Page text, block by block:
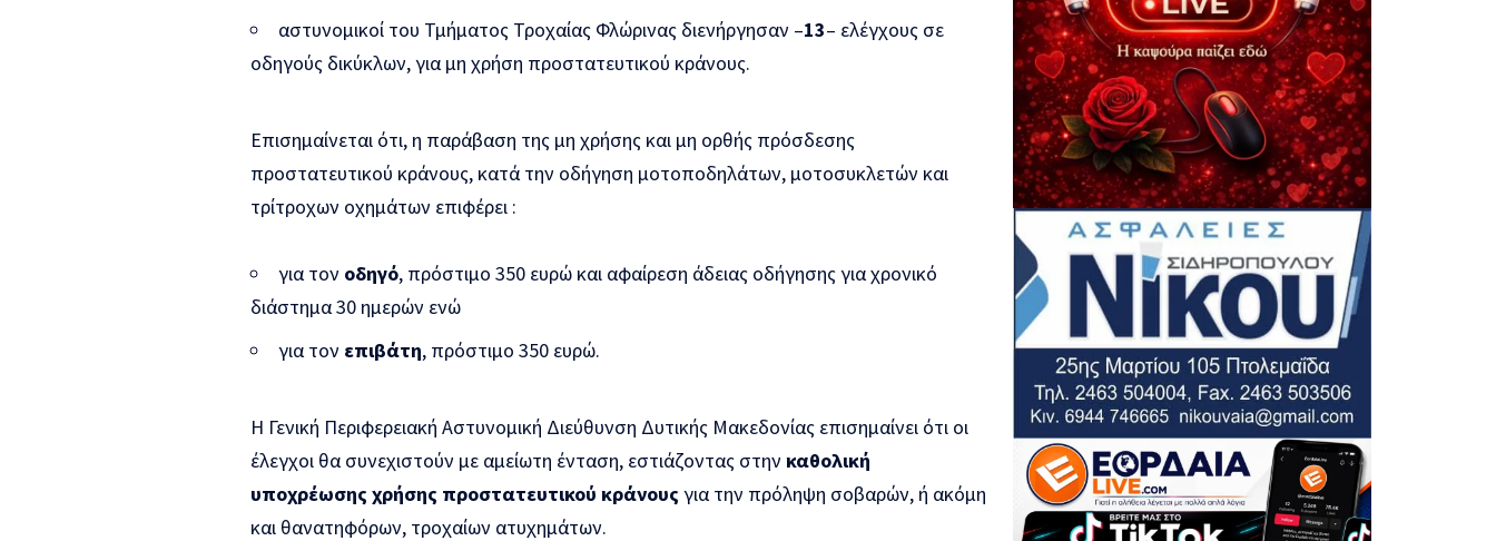
αστυνομικοί του Τμήματος Τροχαίας Φλώρινας διενήργησαν –13– ελέγχους σε
οδηγούς δικύκλων, για μη χρήση προστατευτικού κράνους.
Επισημαίνεται ότι, η παράβαση της μη χρήσης και μη ορθής πρόσδεσης
προστατευτικού κράνους, κατά την οδήγηση μοτοποδηλάτων, μοτοσυκλετών και
τρίτροχων οχημάτων επιφέρει :
για τον οδηγό, πρόστιμο 350 ευρώ και αφαίρεση άδειας οδήγησης για χρονικό
διάστημα 30 ημερών ενώ
για τον επιβάτη, πρόστιμο 350 ευρώ.
Η Γενική Περιφερειακή Αστυνομική Διεύθυνση Δυτικής Μακεδονίας επισημαίνει ότι οι
έλεγχοι θα συνεχιστούν με αμείωτη ένταση, εστιάζοντας στην καθολική
υποχρέωσης χρήσης προστατευτικού κράνους για την πρόληψη σοβαρών, ή ακόμη
και θανατηφόρων, τροχαίων ατυχημάτων.